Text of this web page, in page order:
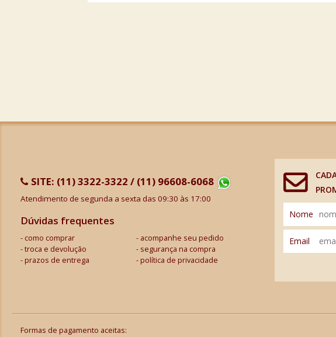
SITE: (11) 3322-3322 / (11) 96608-6068
Atendimento de segunda a sexta das 09:30 às 17:00
Dúvidas frequentes
como comprar
acompanhe seu pedido
troca e devolução
segurança na compra
prazos de entrega
política de privacidade
Nome
Email
Formas de pagamento aceitas: